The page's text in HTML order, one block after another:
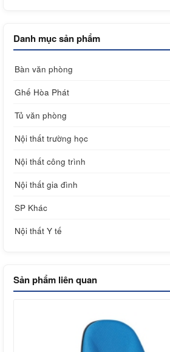
Danh mục sản phẩm
Bàn văn phòng
Ghế Hòa Phát
Tủ văn phòng
Nội thất trường học
Nội thất công trình
Nội thất gia đình
SP Khác
Nội thất Y tế
Sản phẩm liên quan